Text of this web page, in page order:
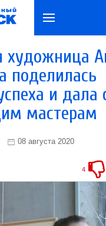
художница
поделилась
и дала
мастерам
08 августа 2020
4